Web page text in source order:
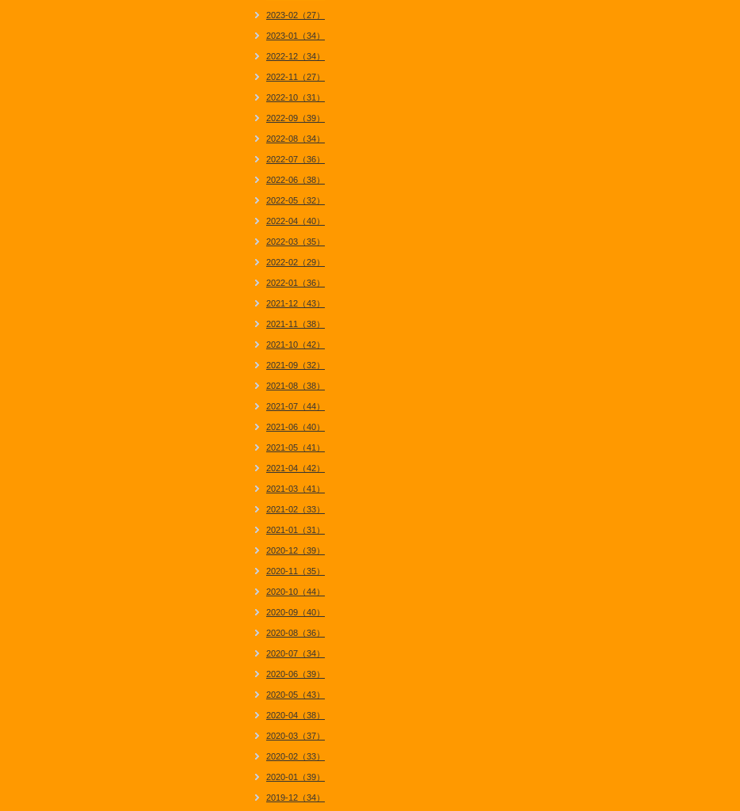
2023-02（27）
2023-01（34）
2022-12（34）
2022-11（27）
2022-10（31）
2022-09（39）
2022-08（34）
2022-07（36）
2022-06（38）
2022-05（32）
2022-04（40）
2022-03（35）
2022-02（29）
2022-01（36）
2021-12（43）
2021-11（38）
2021-10（42）
2021-09（32）
2021-08（38）
2021-07（44）
2021-06（40）
2021-05（41）
2021-04（42）
2021-03（41）
2021-02（33）
2021-01（31）
2020-12（39）
2020-11（35）
2020-10（44）
2020-09（40）
2020-08（36）
2020-07（34）
2020-06（39）
2020-05（43）
2020-04（38）
2020-03（37）
2020-02（33）
2020-01（39）
2019-12（34）